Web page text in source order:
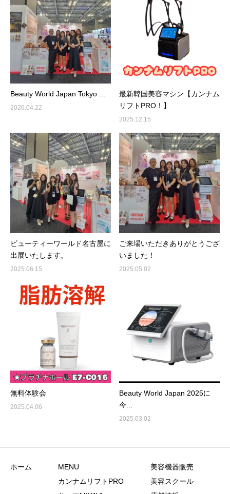
Beauty World Japan Tokyo ...
2026.04.22
最新韓国美容マシン【カンナム
リフトPRO！】
2025.12.15
ビューティーワールド名古屋に
出展いたします。
2025.06.15
ご来場いただきありがとうござ
いました！
2025.05.02
無料体験会
2025.04.06
Beauty World Japan 2025に
今...
2025.03.02
ホーム
MENU
カンナムリフトPRO
美容機器販売
美容スクール